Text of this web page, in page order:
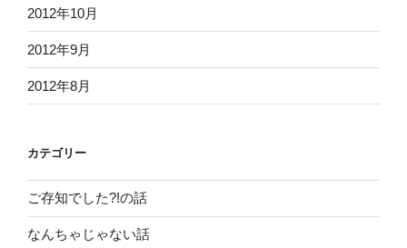
2012年10月
2012年9月
2012年8月
カテゴリー
ご存知でした?!の話
なんちゃじゃない話